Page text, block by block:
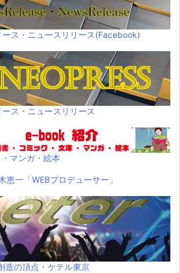
ス・ニュースリリース(Facebook)
ス・ニュースリリース
マンガ・絵本
恵一「WEBプロデューサー」
造の頂点・ケテル東京